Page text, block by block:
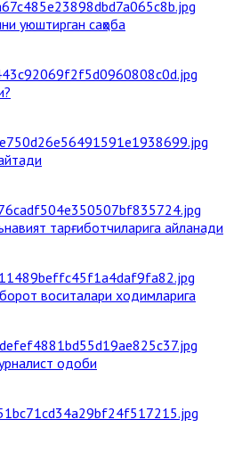
уюштирган саҳоба
тарғиботчиларига айланади
воситалари ходимларига
одоби